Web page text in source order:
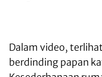
Dalam video,
berdinding papan